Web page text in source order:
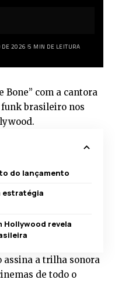
DE 2026 5 MIN DE LEITURA
Bone” com a cantora
funk brasileiro nos
do lançamento
estratégia
Hollywood revela
assina a trilha sonora
de todo o